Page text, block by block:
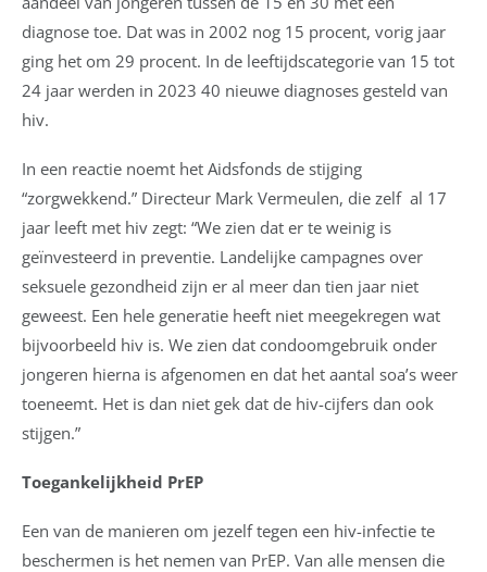
diagnose toe. Dat was in 2002 nog 15 procent, vorig jaar
ging het om 29 procent. In de leeftijdscategorie van 15 tot
24 jaar werden in 2023 40 nieuwe diagnoses gesteld van
hiv.
In een reactie noemt het Aidsfonds de stijging
“zorgwekkend.” Directeur Mark Vermeulen, die zelf al 17
jaar leeft met hiv zegt: “We zien dat er te weinig is
geïnvesteerd in preventie. Landelijke campagnes over
seksuele gezondheid zijn er al meer dan tien jaar niet
geweest. Een hele generatie heeft niet meegekregen wat
bijvoorbeeld hiv is. We zien dat condoomgebruik onder
jongeren hierna is afgenomen en dat het aantal soa’s weer
toeneemt. Het is dan niet gek dat de hiv-cijfers dan ook
stijgen.”
Toegankelijkheid PrEP
Een van de manieren om jezelf tegen een hiv-infectie te
beschermen is het nemen van PrEP. Van alle mensen die